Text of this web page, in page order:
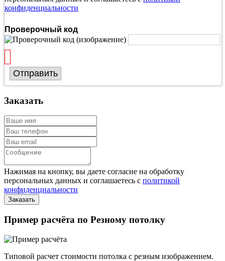
конфиденциальности
Проверочный код
Отправить
Заказать
Нажимая на кнопку, вы даете согласие на обработку
персональных данных и соглашаетесь с политикой
конфиденциальности
Пример расчёта по Резному потолку
Типовой расчет стоимости потолка с резным изображением.